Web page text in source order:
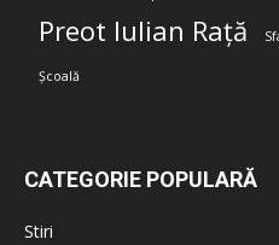
Preot Iulian Rață
Școală
CATEGORIE POPULARĂ
Stiri